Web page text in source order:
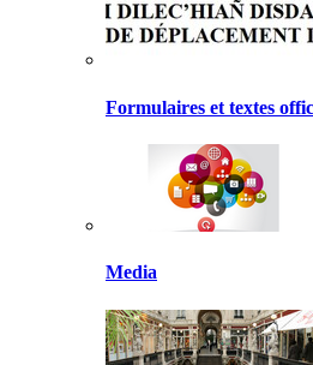
Formulaires et textes
Media